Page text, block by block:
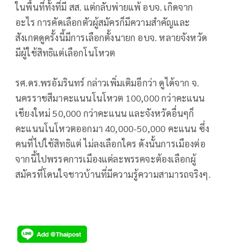
ในพื้นที่ทั้งที่มี สส. แต่กลับพ่ายแพ้ อบจ. เกิดจาก
อะไร การคัดเลือกตัวผู้สมัครก็มีความสำคัญและ
สังเกตดูครั้งนี้มีการเลือกตั้งนายก อบจ. หลายจังหวัด
มีผู้ใช้สิทธิแต่เลือกโนโหวต
รศ.ดร.พรอัมรินทร์ กล่าวเพิ่มเติมอีกว่า ดูได้จาก จ.
นครราชสีมาคะแนนโนโหวต 100,000 กว่าคะแนน
เชียงใหม่ 50,000 กว่าคะแนน และจังหวัดอื่นๆก็
คะแนนโนโหวตออกมา 40,000-50,000 คะแนน ซึ่ง
คนที่ไปใช้สิทธิแต่ ไม่ลงเลือกใคร ดังนั้นการเมืองต่อ
จากนี้ไปพรรคการเมืองแต่ละพรรคจะต้องเลือกผู้
สมัครที่โดนใจชาวบ้านที่มีความรู้ความสามารถจริงๆ.